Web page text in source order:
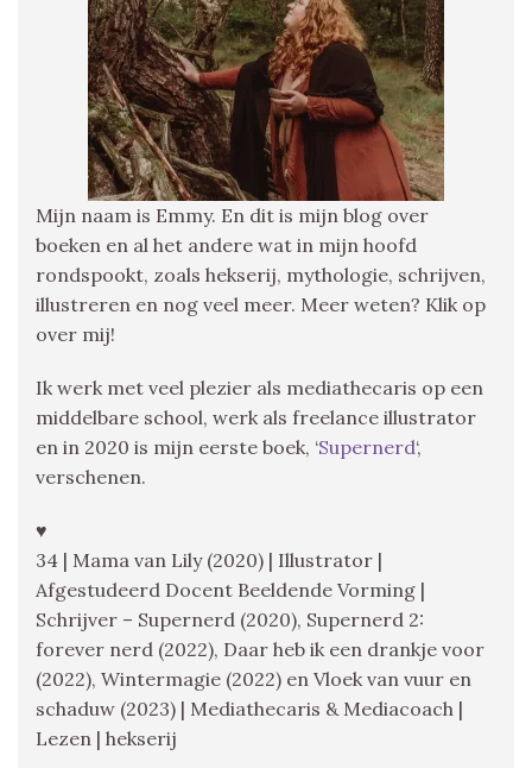
Mijn naam is Emmy. En dit is mijn blog over
boeken en al het andere wat in mijn hoofd
rondspookt, zoals hekserij, mythologie, schrijven,
illustreren en nog veel meer. Meer weten? Klik op
over mij!
Ik werk met veel plezier als mediathecaris op een
middelbare school, werk als freelance illustrator
en in 2020 is mijn eerste boek, ‘Supernerd‘,
verschenen.
♥
34 | Mama van Lily (2020) | Illustrator |
Afgestudeerd Docent Beeldende Vorming |
Schrijver – Supernerd (2020), Supernerd 2:
forever nerd (2022), Daar heb ik een drankje voor
(2022), Wintermagie (2022) en Vloek van vuur en
schaduw (2023) | Mediathecaris & Mediacoach |
Lezen | hekserij